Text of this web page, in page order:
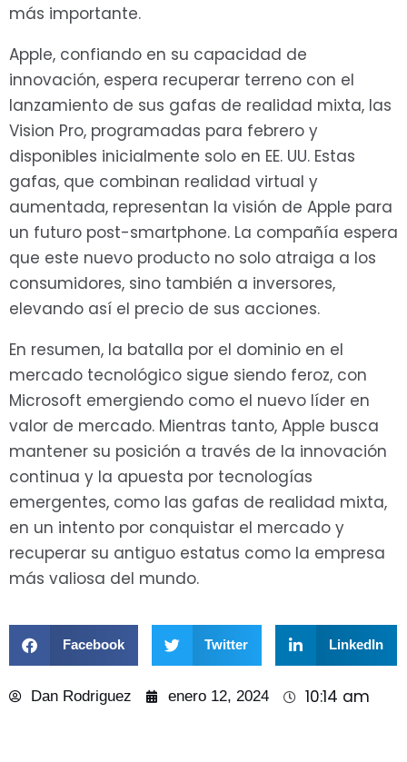
más importante.
Apple, confiando en su capacidad de
innovación, espera recuperar terreno con el
lanzamiento de sus gafas de realidad mixta, las
Vision Pro, programadas para febrero y
disponibles inicialmente solo en EE. UU. Estas
gafas, que combinan realidad virtual y
aumentada, representan la visión de Apple para
un futuro post-smartphone. La compañía espera
que este nuevo producto no solo atraiga a los
consumidores, sino también a inversores,
elevando así el precio de sus acciones.
En resumen, la batalla por el dominio en el
mercado tecnológico sigue siendo feroz, con
Microsoft emergiendo como el nuevo líder en
valor de mercado. Mientras tanto, Apple busca
mantener su posición a través de la innovación
continua y la apuesta por tecnologías
emergentes, como las gafas de realidad mixta,
en un intento por conquistar el mercado y
recuperar su antiguo estatus como la empresa
más valiosa del mundo.
Facebook Twitter LinkedIn
Dan Rodriguez enero 12, 2024 10:14 am